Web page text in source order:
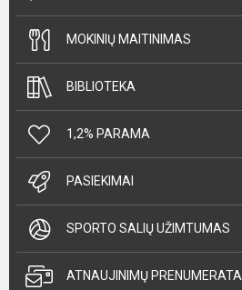
MOKINIŲ MAITINIMAS
BIBLIOTEKA
1,2% PARAMA
PASIEKIMAI
SPORTO SALIŲ UŽIMTUMAS
ATNAUJINIMŲ PRENUMERATA